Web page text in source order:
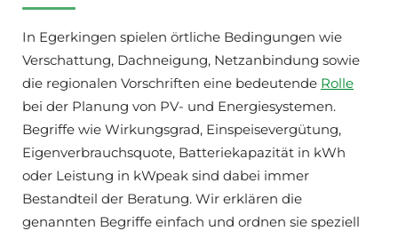
In Egerkingen spielen örtliche Bedingungen wie
Verschattung, Dachneigung, Netzanbindung sowie
die regionalen Vorschriften eine bedeutende Rolle
bei der Planung von PV- und Energiesystemen.
Begriffe wie Wirkungsgrad, Einspeisevergütung,
Eigenverbrauchsquote, Batteriekapazität in kWh
oder Leistung in kWpeak sind dabei immer
Bestandteil der Beratung. Wir erklären die
genannten Begriffe einfach und ordnen sie speziell